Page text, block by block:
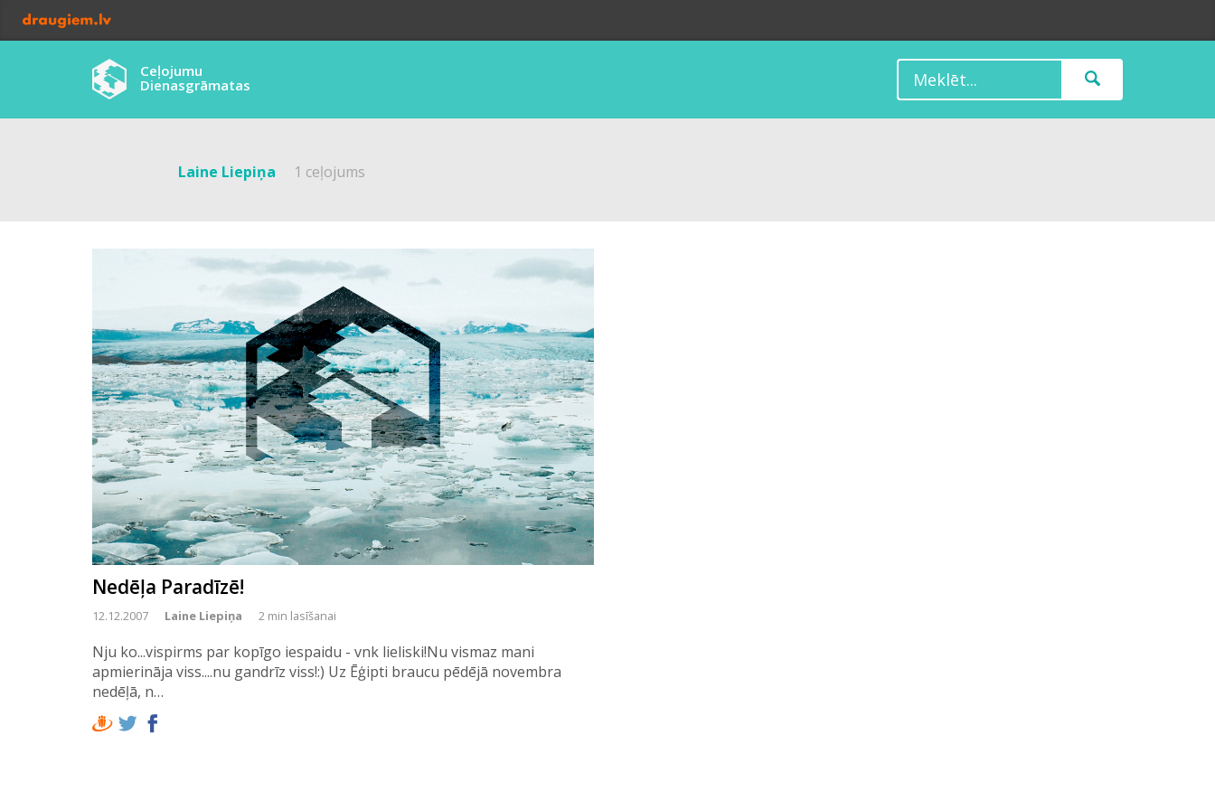
Ceļojumu
Dienasgrāmatas
Laine Liepiņa 1 ceļojums
Nedēļa Paradīzē!
12.12.2007 Laine Liepiņa 2 min lasīšanai
Nju ko...vispirms par kopīgo iespaidu - vnk lieliski!Nu vismaz mani
apmierināja viss....nu gandrīz viss!:) Uz Ēģipti braucu pēdējā novembra
nedēļā, n…